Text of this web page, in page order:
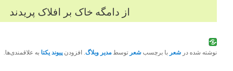
از دامگه خاک بر افلاک پریدند
نوشته شده در شعر با برچسب شعر توسط مدیر وبلاگ. افزودنپیوند یکتا به علاقمندی‌ها.